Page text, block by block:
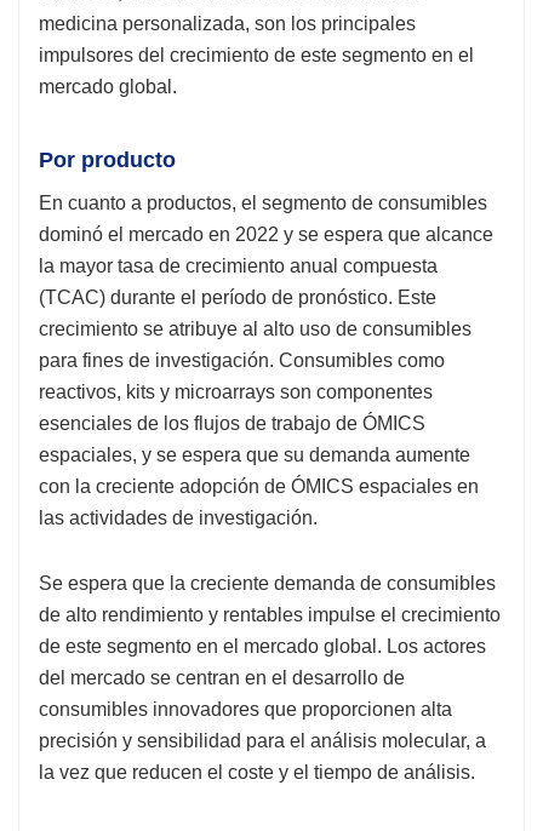
medicina personalizada, son los principales
impulsores del crecimiento de este segmento en el
mercado global.
Por producto
En cuanto a productos, el segmento de consumibles
dominó el mercado en 2022 y se espera que alcance
la mayor tasa de crecimiento anual compuesta
(TCAC) durante el período de pronóstico. Este
crecimiento se atribuye al alto uso de consumibles
para fines de investigación. Consumibles como
reactivos, kits y microarrays son componentes
esenciales de los flujos de trabajo de ÓMICS
espaciales, y se espera que su demanda aumente
con la creciente adopción de ÓMICS espaciales en
las actividades de investigación.
Se espera que la creciente demanda de consumibles
de alto rendimiento y rentables impulse el crecimiento
de este segmento en el mercado global. Los actores
del mercado se centran en el desarrollo de
consumibles innovadores que proporcionen alta
precisión y sensibilidad para el análisis molecular, a
la vez que reducen el coste y el tiempo de análisis.